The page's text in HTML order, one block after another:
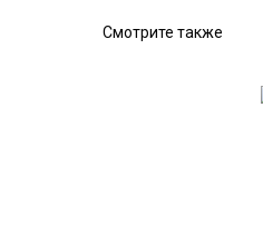
Смотрите также